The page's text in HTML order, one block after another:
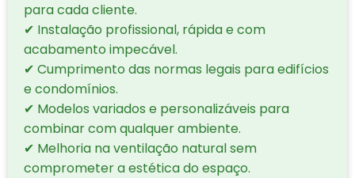
para cada cliente.
✔ Instalação profissional, rápida e com
acabamento impecável.
✔ Cumprimento das normas legais para edifícios
e condomínios.
✔ Modelos variados e personalizáveis para
combinar com qualquer ambiente.
✔ Melhoria na ventilação natural sem
comprometer a estética do espaço.